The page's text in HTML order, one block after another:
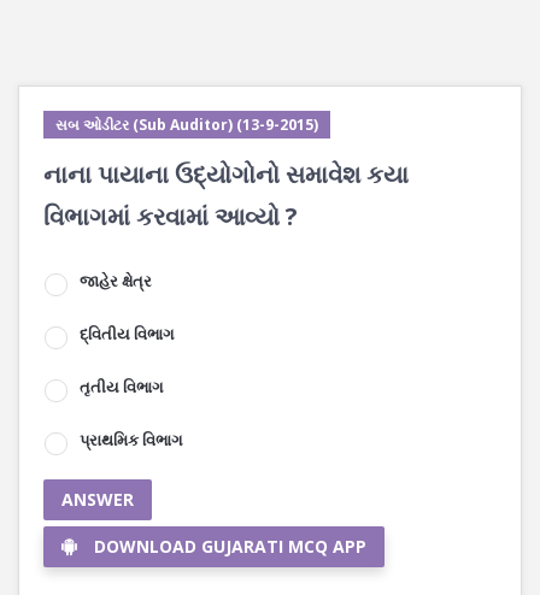
સબ ઓડીટર (Sub Auditor) (13-9-2015)
નાના પાયાના ઉદ્યોગોનો સમાવેશ કયા
વિભાગમાં કરવામાં આવ્યો ?
જાહેર ક્ષેત્ર
દ્વિતીય વિભાગ
તૃતીય વિભાગ
પ્રાથમિક વિભાગ
ANSWER
DOWNLOAD GUJARATI MCQ APP